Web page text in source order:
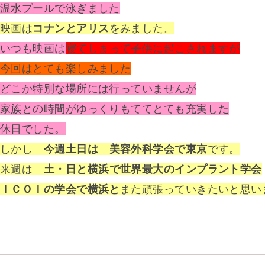
温水プールで泳ぎました
映画はコナンとアリスをみました。
いつも映画は寝てしまって子供に起こされますが
今回はとても楽しみました
どこか特別な場所には行っていませんが
家族との時間がゆっくりもててとても充実した
休日でした。
しかし 今週土日は 美容外科学会で東京です。
来週は
土・日と横浜で世界最大のインプラント学会
ＩＣＯＩの学会で横浜と また頑張っていきたいと思